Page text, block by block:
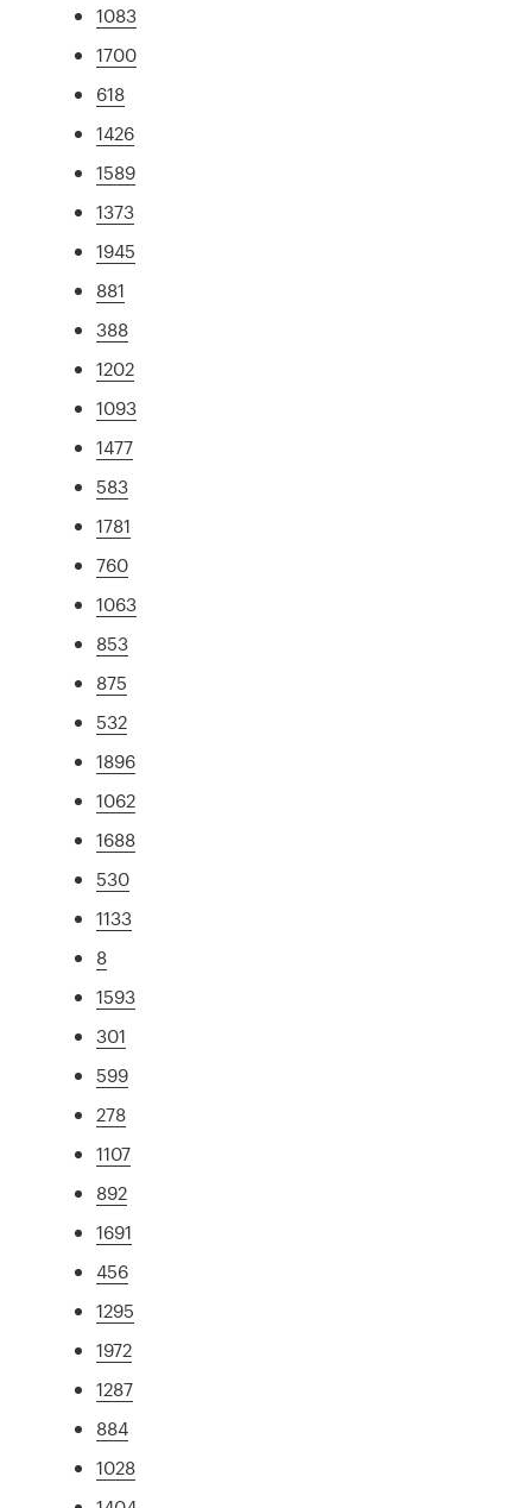
1083
1700
618
1426
1589
1373
1945
881
388
1202
1093
1477
583
1781
760
1063
853
875
532
1896
1062
1688
530
1133
8
1593
301
599
278
1107
892
1691
456
1295
1972
1287
884
1028